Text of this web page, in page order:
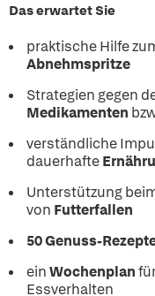
Das erwartet Sie
praktische Hilfe
Abnehmspritze
Strategien gegen
Medikamenten
verständliche
dauerhafte
Unterstützung
von Futterfallen
50 Genuss-
einWochenplan
Essverhalten